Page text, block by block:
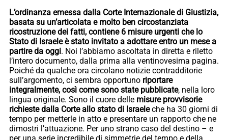
L’ordinanza emessa dalla Corte Internazionale di Giustizia,
basata su un’articolata e molto ben circostanziata
ricostruzione dei fatti, contiene 6 misure urgenti che lo
Stato di Israele è stato invitato a adottare entro un mese a
partire da oggi. Noi l’abbiamo ascoltata in diretta e riletto
l’intero documento, dalla prima alla ventinovesima pagina.
Poiché da qualche ora circolano notizie contradditorie
sull’argomento, ci sembra opportuno riportare
integralmente, così come sono state pubblicate, nella loro
lingua originale. Sono il cuore delle misure provvisorie
richieste dalla Corte allo stato di Israeleche ha 30 giorni di
tempo per metterle in atto e presentare un rapporto che ne
dimostri l’attuazione. Per uno strano caso del destino – e